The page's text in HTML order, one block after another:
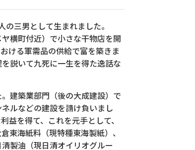
三男として生まれました。
横町付近）で小さな干物店を開
ける軍需品の供給で富を築きま
説いて九死に一生を得た逸話な
建築業部門（後の大成建設）で
ルなどの建設を請け負いまし
益を得て、これを元手として、
東海紙料（現特種東海製紙）、
製油（現日清オイリオグルー